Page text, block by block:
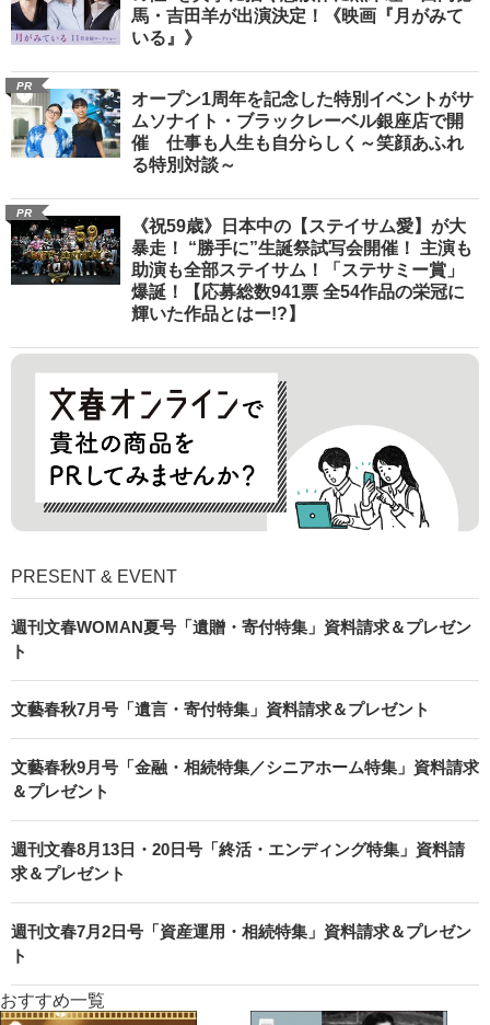
馬・吉田羊が出演決定！《映画『月がみて
いる』》
PR
オープン1周年を記念した特別イベントがサ
ムソナイト・ブラックレーベル銀座店で開
催 仕事も人生も自分らしく～笑顔あふれ
る特別対談～
PR
《祝59歳》日本中の【ステイサム愛】が大
暴走！ “勝手に”生誕祭試写会開催！ 主演も
助演も全部ステイサム！「ステサミー賞」
爆誕！【応募総数941票 全54作品の栄冠に
輝いた作品とはー!?】
PRESENT & EVENT
週刊文春WOMAN夏号「遺贈・寄付特集」資料請求＆プレゼン
ト
文藝春秋7月号「遺言・寄付特集」資料請求＆プレゼント
文藝春秋9月号「金融・相続特集／シニアホーム特集」資料請求
＆プレゼント
週刊文春8月13日・20日号「終活・エンディング特集」資料請
求＆プレゼント
週刊文春7月2日号「資産運用・相続特集」資料請求＆プレゼン
ト
おすすめ一覧